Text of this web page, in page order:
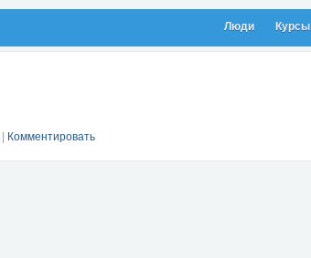
Люди Курсы
Комментировать